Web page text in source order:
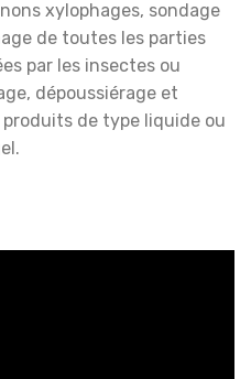
xylophages, sondage
de toutes les parties
par les insectes ou
dépoussiérage et
de type liquide ou